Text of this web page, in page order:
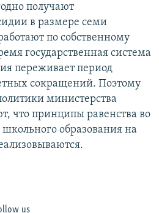
получают
в размере семи
по собственному
государственная система
переживает период
сокращений. Поэтому
министерства
что принципы равенства во
образования на
us